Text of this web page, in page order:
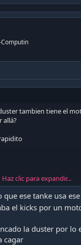
tambien tiene el
allá?
De Autos Renault •
Oficial De Renault,
Que Hacen La
Haz clic para expandir...
que ese tanke usa
el kicks por un
la duster por lo
cagar